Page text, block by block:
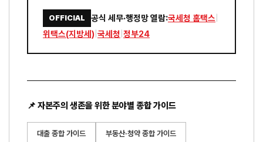
OFFICIAL 공식 세무·행정망 열람:국세청 홈택스
위택스(지방세) 국세청 정부24
📌 자본주의 생존을 위한 분야별 종합 가이드
대출 종합 가이드 부동산·청약 종합 가이드